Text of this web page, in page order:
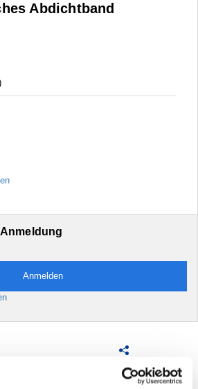
Abdichtband
Anmelden
Artikel
empfehlen